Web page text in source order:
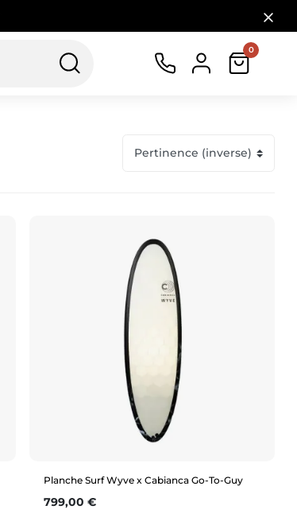
0
Planche Surf Wyve x Cabianca Go-To-Guy
Prix
799,00 €